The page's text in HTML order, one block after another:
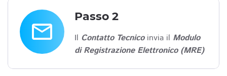
email
Passo 2
Il Contatto Tecnicoinvia il Modulo
di Registrazione Elettronico (MRE)